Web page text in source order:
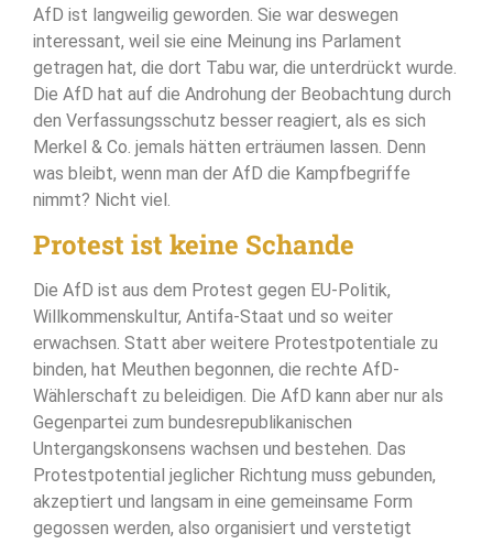
AfD ist langweilig geworden. Sie war deswegen
interessant, weil sie eine Meinung ins Parlament
getragen hat, die dort Tabu war, die unterdrückt wurde.
Die AfD hat auf die Androhung der Beobachtung durch
den Verfassungsschutz besser reagiert, als es sich
Merkel & Co. jemals hätten erträumen lassen. Denn
was bleibt, wenn man der AfD die Kampfbegriffe
nimmt? Nicht viel.
Protest ist keine Schande
Die AfD ist aus dem Protest gegen EU-Politik,
Willkommenskultur, Antifa-Staat und so weiter
erwachsen. Statt aber weitere Protestpotentiale zu
binden, hat Meuthen begonnen, die rechte AfD-
Wählerschaft zu beleidigen. Die AfD kann aber nur als
Gegenpartei zum bundesrepublikanischen
Untergangskonsens wachsen und bestehen. Das
Protestpotential jeglicher Richtung muss gebunden,
akzeptiert und langsam in eine gemeinsame Form
gegossen werden, also organisiert und verstetigt